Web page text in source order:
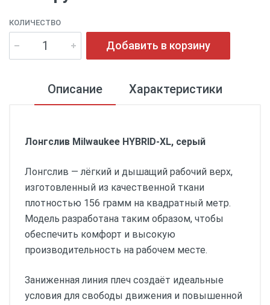
КОЛИЧЕСТВО
Добавить в корзину
Описание Характеристики
Лонгслив Milwaukee HYBRID-XL, серый
Лонгслив — лёгкий и дышащий рабочий верх,
изготовленный из качественной ткани
плотностью 156 грамм на квадратный метр.
Модель разработана таким образом, чтобы
обеспечить комфорт и высокую
производительность на рабочем месте.
Заниженная линия плеч создаёт идеальные
условия для свободы движения и повышенной